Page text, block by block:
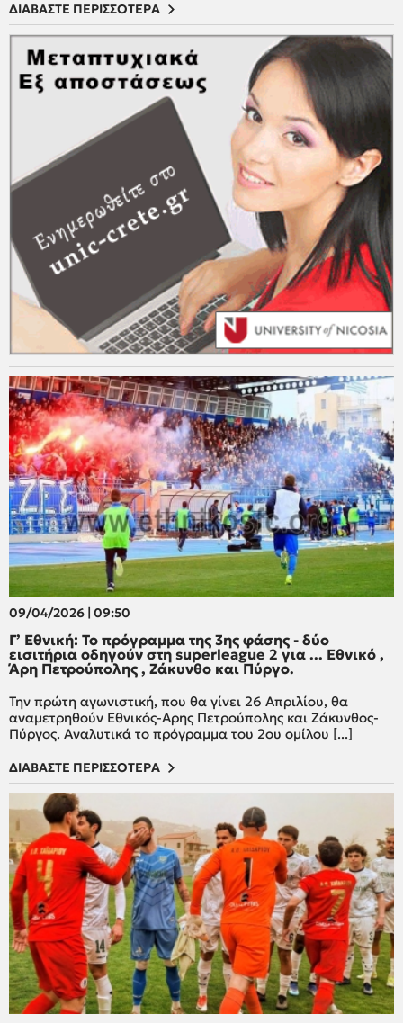
ΔΙΑΒΑΣΤΕ ΠΕΡΙΣΣΟΤΕΡΑ
09/04/2026 | 09:50
Γ’ Εθνική: Το πρόγραμμα της 3ης φάσης - δύο
εισιτήρια οδηγούν στη superleague 2 για ... Εθνικό ,
Άρη Πετρούπολης , Ζάκυνθο και Πύργο.
Την πρώτη αγωνιστική, που θα γίνει 26 Απριλίου, θα
αναμετρηθούν Εθνικός-Αρης Πετρούπολης και Ζάκυνθος-
Πύργος. Αναλυτικά το πρόγραμμα του 2ου ομίλου [...]
ΔΙΑΒΑΣΤΕ ΠΕΡΙΣΣΟΤΕΡΑ